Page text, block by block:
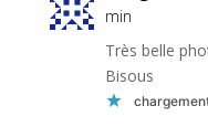
min
Très belle
Bisous